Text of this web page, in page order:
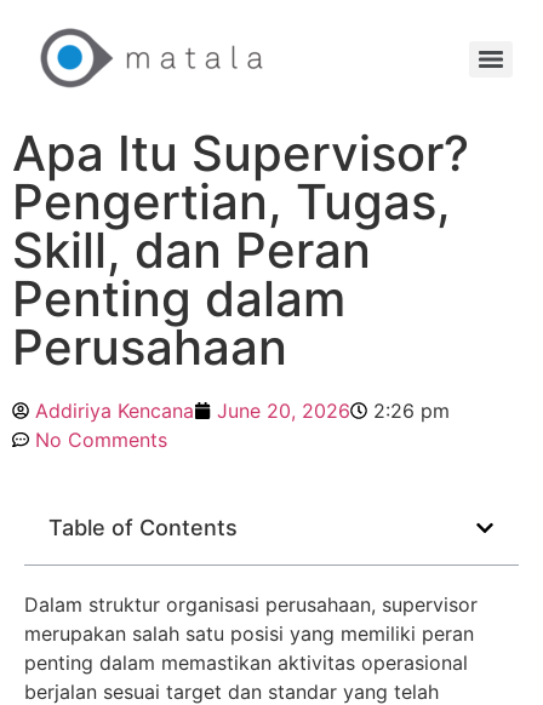
Apa Itu Supervisor?
Pengertian, Tugas,
Skill, dan Peran
Penting dalam
Perusahaan
Addiriya Kencana June 20, 2026
2:26 pm
No Comments
Table of Contents
Dalam struktur organisasi perusahaan, supervisor
merupakan salah satu posisi yang memiliki peran
penting dalam memastikan aktivitas operasional
berjalan sesuai target dan standar yang telah